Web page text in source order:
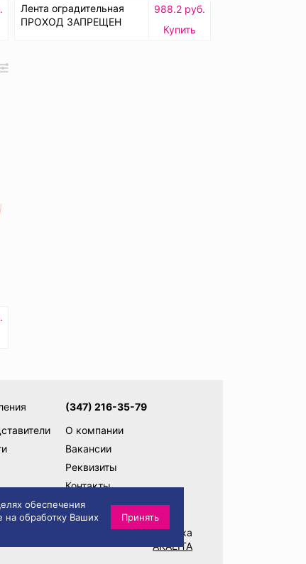
обеспечения
на обработку Ваших
Принять
Лента оградительная
ПРОХОД ЗАПРЕЩЕН
988.2 руб.
Купить
(347) 216-35-79
О компании
Вакансии
Реквизиты
Контакты
Написать директору
Разработка и техническая поддержка
AKALITA